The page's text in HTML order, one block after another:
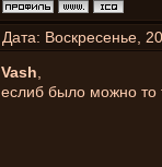
Дата: Воскресенье,
Vash
еслиб было можно то